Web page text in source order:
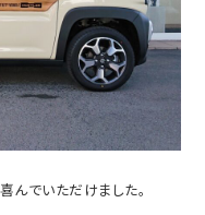
んでいただけました。